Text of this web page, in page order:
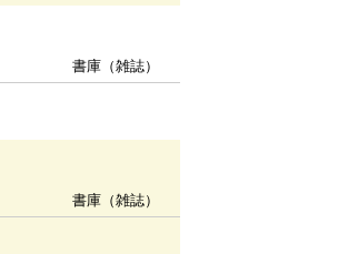
書庫（雑誌）
書庫（雑誌）